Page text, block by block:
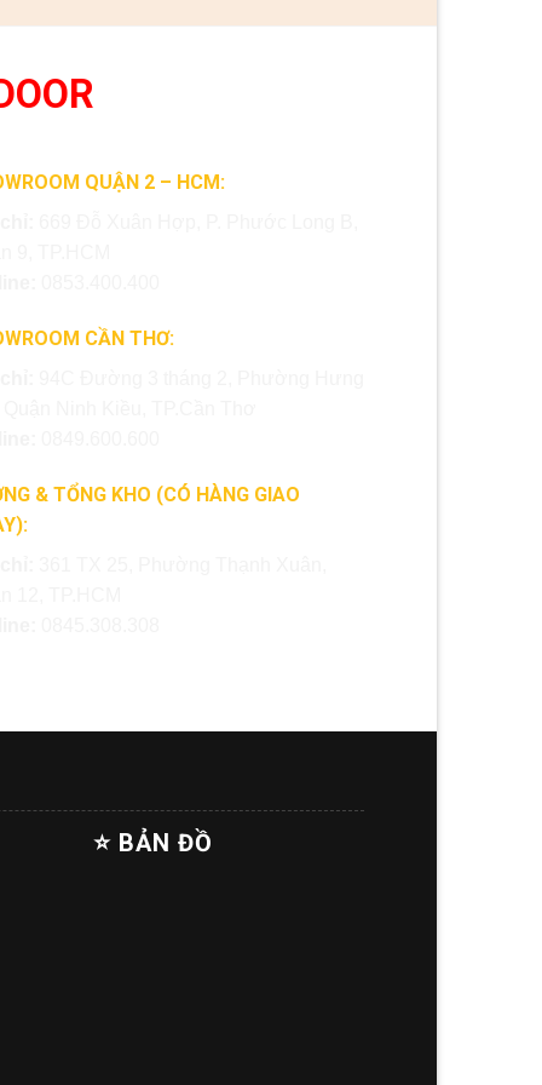
QUẬN 2 – HCM:
CẦN THƠ:
& TỔNG KHO (CÓ HÀNG GIAO
⭐ BẢN ĐỒ